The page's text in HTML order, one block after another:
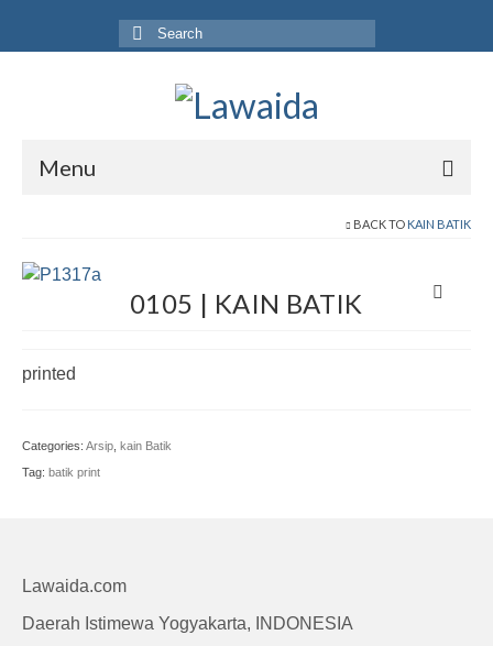
Search
for:
Menu
Produk
Galeri
Tentang
BACK TO KAIN BATIK
0105 | KAIN BATIK
printed
Categories: Arsip kain Batik
Tag: batik print
Lawaida.com
Daerah Istimewa Yogyakarta, INDONESIA